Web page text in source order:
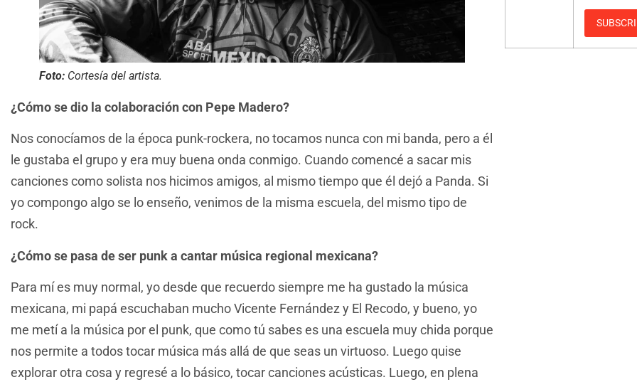
Foto: Cortesía del artista.
¿Cómo se dio la colaboración con Pepe Madero?
Nos conocíamos de la época punk-rockera, no tocamos nunca con mi banda, pero a él
le gustaba el grupo y era muy buena onda conmigo. Cuando comencé a sacar mis
canciones como solista nos hicimos amigos, al mismo tiempo que él dejó a Panda. Si
yo compongo algo se lo enseño, venimos de la misma escuela, del mismo tipo de
rock.
¿Cómo se pasa de ser punk a cantar música regional mexicana?
Para mí es muy normal, yo desde que recuerdo siempre me ha gustado la música
mexicana, mi papá escuchaban mucho Vicente Fernández y El Recodo, y bueno, yo
me metí a la música por el punk, que como tú sabes es una escuela muy chida porque
nos permite a todos tocar música más allá de que seas un virtuoso. Luego quise
explorar otra cosa y regresé a lo básico, tocar canciones acústicas. Luego, en plena